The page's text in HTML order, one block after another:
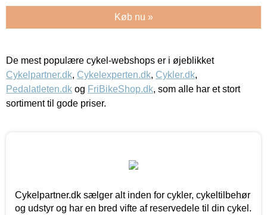
Køb nu »
De mest populære cykel-webshops er i øjeblikket
Cykelpartner.dk, Cykelexperten.dk, Cykler.dk,
Pedalatleten.dk og FriBikeShop.dk, som alle har et stort
sortiment til gode priser.
Cykelpartner.dk sælger alt inden for cykler, cykeltilbehør
og udstyr og har en bred vifte af reservedele til din cykel.